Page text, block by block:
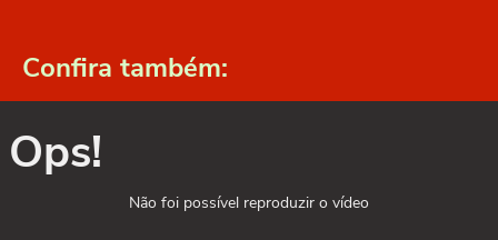
Confira também:
Ops!
Não foi possível reproduzir o vídeo